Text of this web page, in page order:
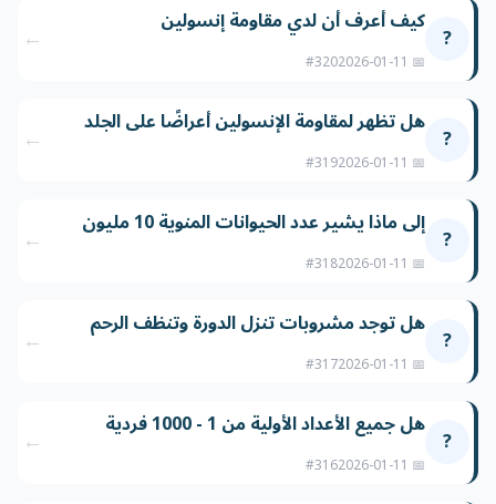
? كيف أعرف أن لدي مقاومة إنسولين
📅 2026-01-11
#320
←
? هل تظهر لمقاومة الإنسولين أعراضًا على الجلد
📅 2026-01-11
#319
←
? إلى ماذا يشير عدد الحيوانات المنوية 10 مليون
📅 2026-01-11
#318
←
? هل توجد مشروبات تنزل الدورة وتنظف الرحم
📅 2026-01-11
#317
←
? هل جميع الأعداد الأولية من 1 - 1000 فردية
📅 2026-01-11
#316
←